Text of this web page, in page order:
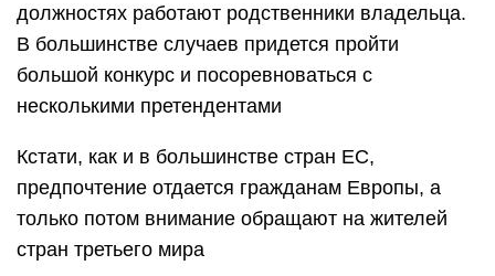
должностях работают родственники владельца.
В большинстве случаев придется пройти
большой конкурс и посоревноваться с
несколькими претендентами
Кстати, как и в большинстве стран ЕС,
предпочтение отдается гражданам Европы, а
только потом внимание обращают на жителей
стран третьего мира